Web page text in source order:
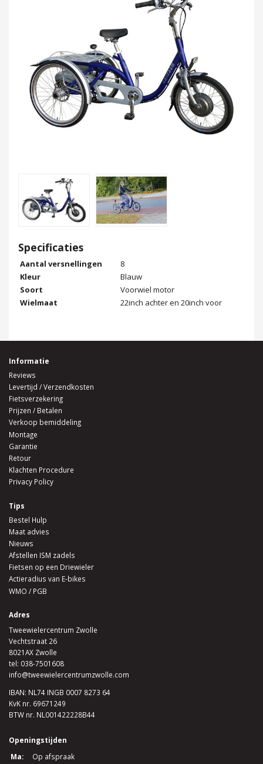
Specificaties
Aantal versnellingen
8
Kleur
Blauw
Soort
Voorwiel motor
Wielmaat
22inch achter en 20inch voor
Informatie
Reviews
Levertijd / Verzendkosten
Fietsverzekering
Prijzen / Betalen
Verkoop bemiddeling
Montage
Garantie
Retour
Klachten Procedure
Privacy Policy
Tips
Bestel Hulp
Maat advies
Nieuws
Afstellen ISM zadels
Fietsen op een Driewieler
Actieradius van E-bikes
WMO / PGB
Adres
Tweewielercentrum Zwolle
Vechtstraat 26
8021AX Zwolle
tel: 038-7501608
info@tweewielercentrumzwolle.com
IBAN: NL74 INGB 0007 8273 64
KvK nr. 69671249
BTW nr. NL001422228B44
Openingstijden
Ma:
Op afspraak